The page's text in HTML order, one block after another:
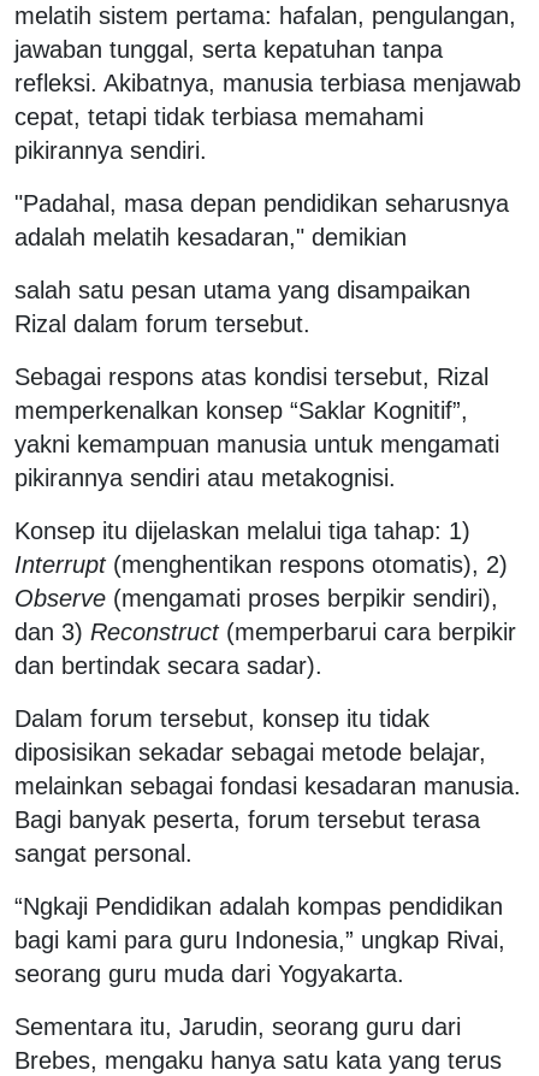
melatih sistem pertama: hafalan, pengulangan,
jawaban tunggal, serta kepatuhan tanpa
refleksi. Akibatnya, manusia terbiasa menjawab
cepat, tetapi tidak terbiasa memahami
pikirannya sendiri.
"Padahal, masa depan pendidikan seharusnya
adalah melatih kesadaran," demikian
salah satu pesan utama yang disampaikan
Rizal dalam forum tersebut.
Sebagai respons atas kondisi tersebut, Rizal
memperkenalkan konsep “Saklar Kognitif”,
yakni kemampuan manusia untuk mengamati
pikirannya sendiri atau metakognisi.
Konsep itu dijelaskan melalui tiga tahap: 1)
Interrupt(menghentikan respons otomatis), 2)
Observe (mengamati proses berpikir sendiri),
dan 3) Reconstruct(memperbarui cara berpikir
dan bertindak secara sadar).
Dalam forum tersebut, konsep itu tidak
diposisikan sekadar sebagai metode belajar,
melainkan sebagai fondasi kesadaran manusia.
Bagi banyak peserta, forum tersebut terasa
sangat personal.
“Ngkaji Pendidikan adalah kompas pendidikan
bagi kami para guru Indonesia,” ungkap Rivai,
seorang guru muda dari Yogyakarta.
Sementara itu, Jarudin, seorang guru dari
Brebes, mengaku hanya satu kata yang terus